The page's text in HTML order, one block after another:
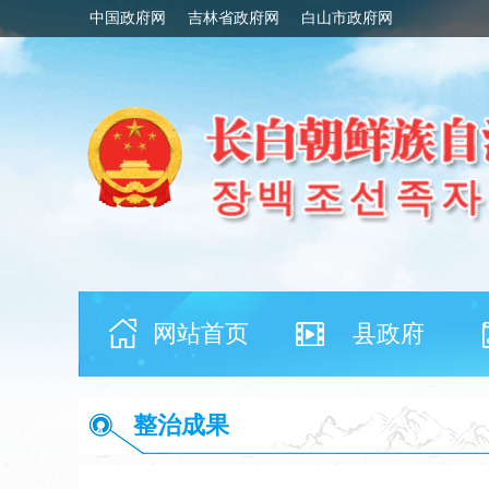
中国政府网 吉林省政府网 白山市政府网
网站首页 县政府
整治成果